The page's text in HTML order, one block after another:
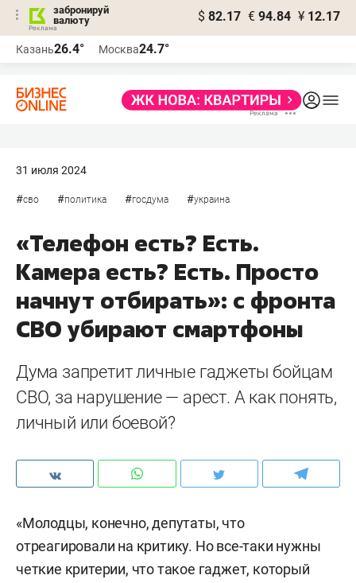
забронируй
валюту
$ 82.17 € 94.84 ¥ 12.17
Казань26.4° Москва24.7°
31 июля 2024
#сво #политика #госдума #украина
«Телефон есть? Есть.
Камера есть? Есть. Просто
начнут отбирать»: с фронта
СВО убирают смартфоны
Дума запретит личные гаджеты бойцам
СВО, за нарушение — арест. А как понять,
личный или боевой?
«Молодцы, конечно, депутаты, что
отреагировали на критику. Но все-таки нужны
четкие критерии, что такое гаджет, который